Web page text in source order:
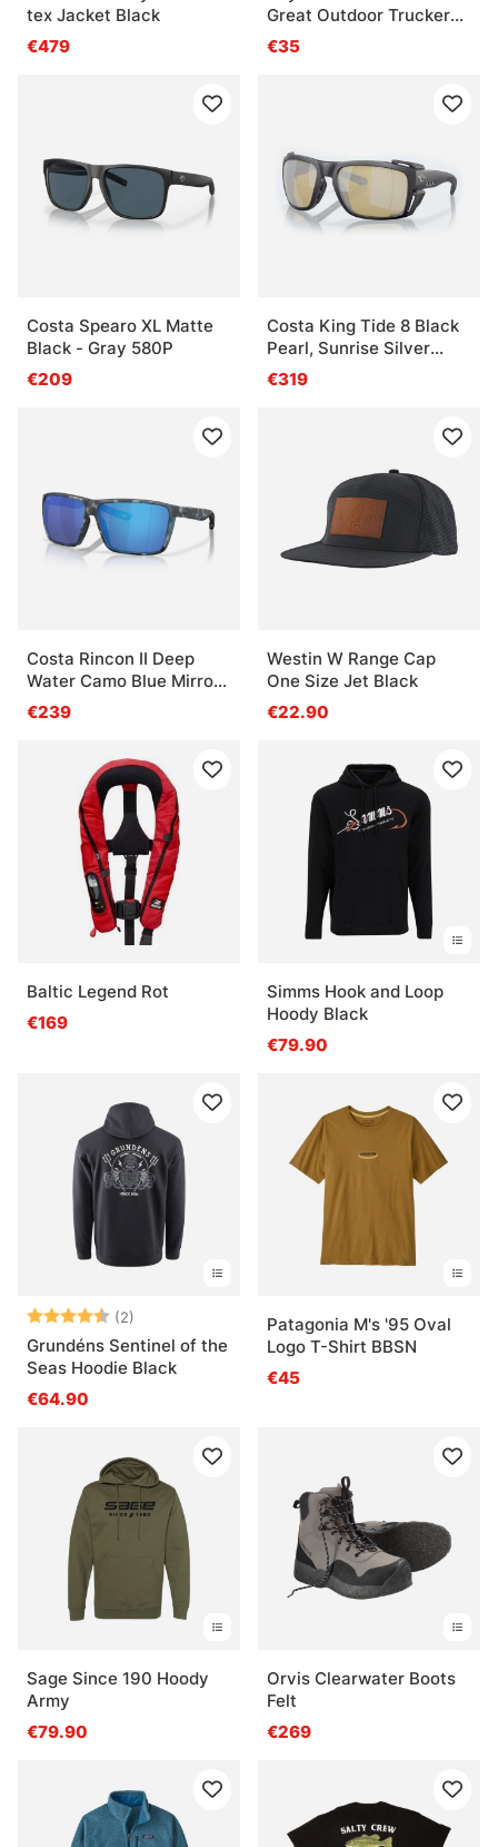
tex Jacket Black
€479
Great Outdoor Trucker
Cap G-Beige
€35
Costa Spearo XL Matte
Black - Gray 580P
€209
Costa King Tide 8 Black
Pearl, Sunrise Silver
Mirror 580g
€319
Costa Rincon II Deep
Water Camo Blue Mirror
580G
€239
Westin W Range Cap
One Size Jet Black
€22.90
Baltic Legend Rot
€169
Simms Hook and Loop
Hoody Black
€79.90
Bewertung:(2)
4.5 von 5 Sternen
Grundéns Sentinel of the
Seas Hoodie Black
€64.90
Patagonia M's '95 Oval
Logo T-Shirt BBSN
€45
Sage Since 190 Hoody
Army
€79.90
Orvis Clearwater Boots
Felt
€269